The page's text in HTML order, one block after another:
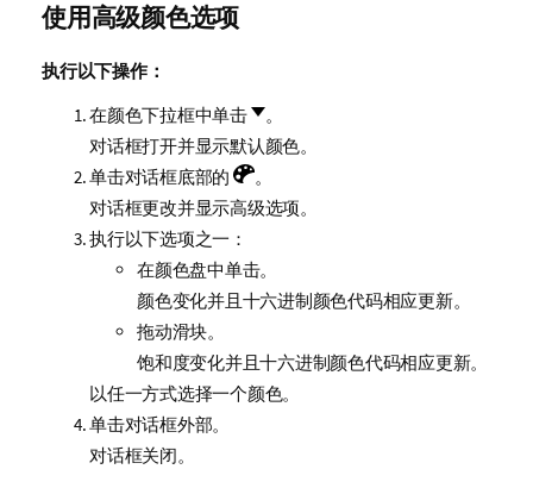
使用高级颜色选项
执行以下操作：
在颜色下拉框中单击
。
对话框打开并显示默认颜色。
单击对话框底部的
。
对话框更改并显示高级选项。
执行以下选项之一：
在颜色盘中单击。
颜色变化并且十六进制颜色代码相应更新。
拖动滑块。
饱和度变化并且十六进制颜色代码相应更新。
以任一方式选择一个颜色。
单击对话框外部。
对话框关闭。